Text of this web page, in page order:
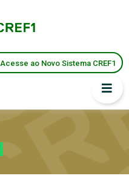
Acesse ao Novo Sistema CREF1